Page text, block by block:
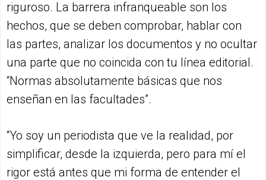
riguroso. La barrera infranqueable son los
hechos, que se deben comprobar, hablar con
las partes, analizar los documentos y no ocultar
una parte que no coincida con tu línea editorial.
“Normas absolutamente básicas que nos
enseñan en las facultades”.
“Yo soy un periodista que ve la realidad, por
simplificar, desde la izquierda, pero para mí el
rigor está antes que mi forma de entender el